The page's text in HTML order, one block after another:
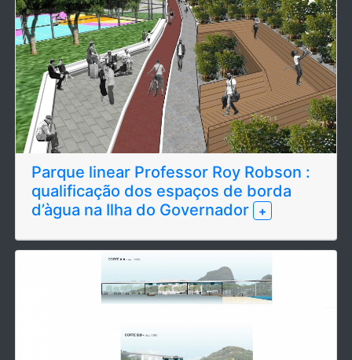
Parque linear Professor Roy Robson :
qualificação dos espaços de borda
d’àgua na Ilha do Governador
+